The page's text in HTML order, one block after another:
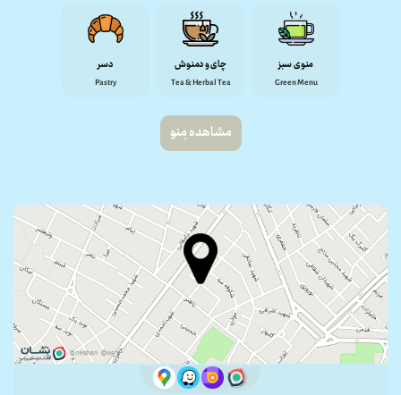
منوی سبز
Green Menu
چای و دمنوش
Tea & Herbal Tea
دسر
Pastry
مشاهده مِنو